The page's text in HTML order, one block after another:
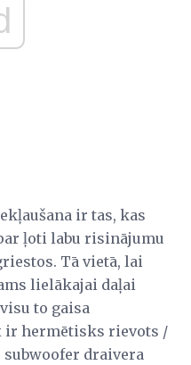
ir tas, kas
ļoti labu risinājumu
Tā vietā, lai
lielākajai daļai
to gaisa
ir hermētisks rievots /
draivera